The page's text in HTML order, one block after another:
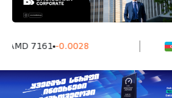
AMD 7161 -0.0028